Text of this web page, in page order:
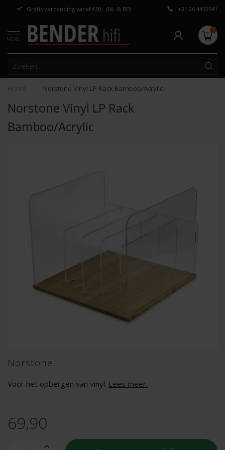
Gratis verzending vanaf €50,- (NL & BE) Persoonlijk
+31 26 4453541
MENU
Home Norstone Vinyl LP Rack Bamboo/Acrylic
Norstone Vinyl LP Rack
Bamboo/Acrylic
Norstone
Voor het opbergen van vinyl. Lees meer.
69,90